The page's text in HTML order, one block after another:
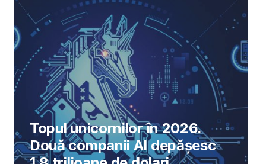
Topul unicornilor în 2026.
Două companii AI depășesc